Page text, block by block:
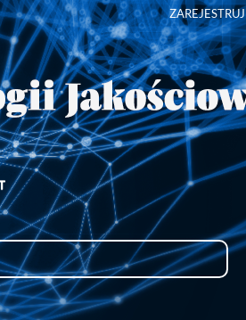
ZAREJESTRUJ